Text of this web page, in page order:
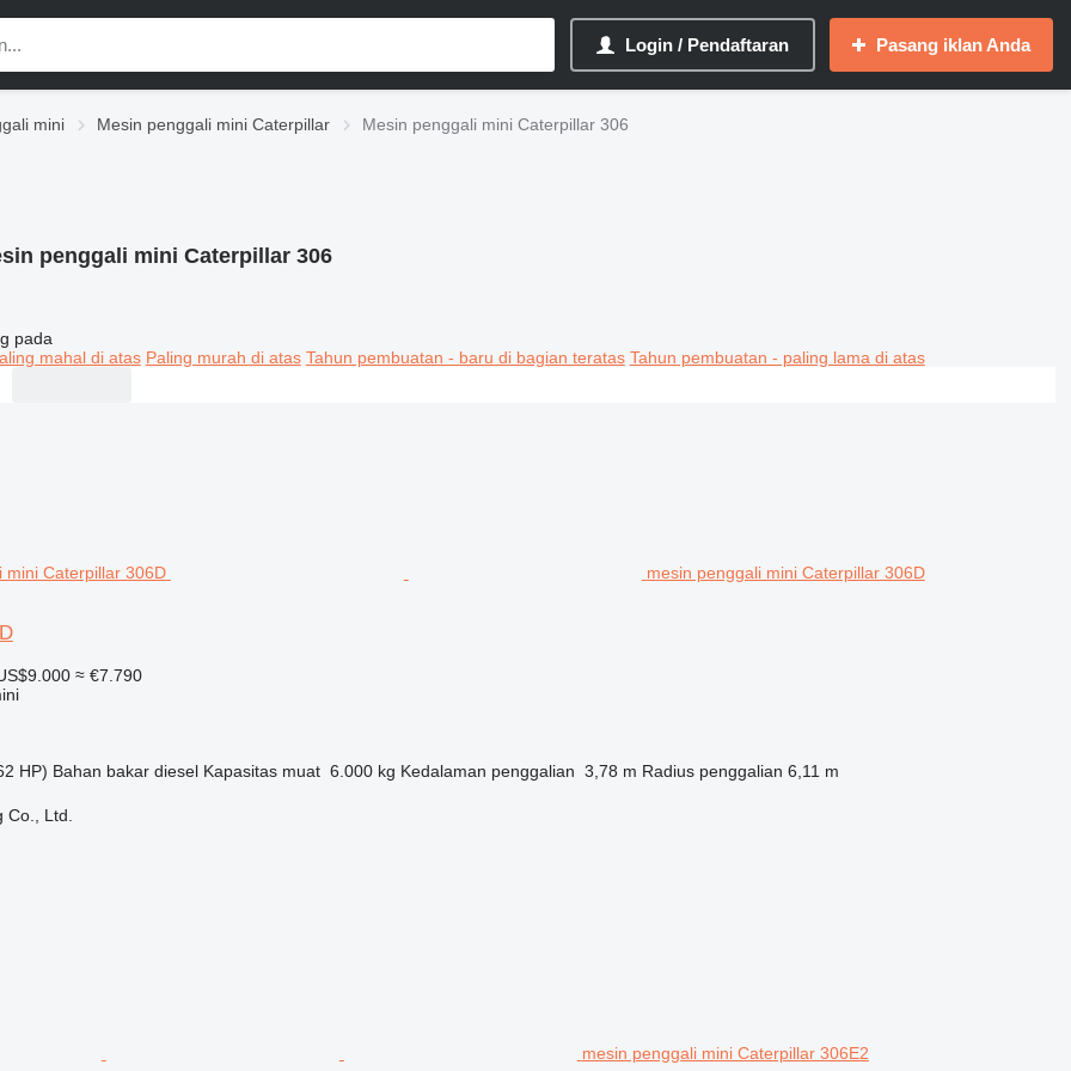
Login / Pendaftaran Pasang iklan Anda
mini Mesin penggali mini Caterpillar Mesin penggali mini Caterpillar 306
penggali mini Caterpillar 306
pada
mahal di atas Paling murah di atas Tahun pembuatan - baru di bagian teratas Tahun pembuatan - paling lama di atas
mesin penggali mini Caterpillar 306D
≈ €7.790
HP) Bahan bakar diesel Kapasitas muat 6.000 kg Kedalaman penggalian 3,78 m Radius penggalian 6,11 m
Ltd.
mesin penggali mini Caterpillar 306E2